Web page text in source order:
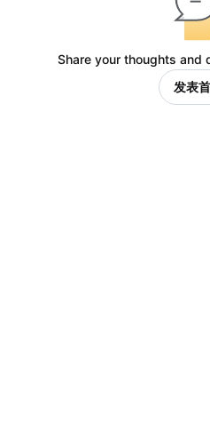
Share your thoughts and
发表